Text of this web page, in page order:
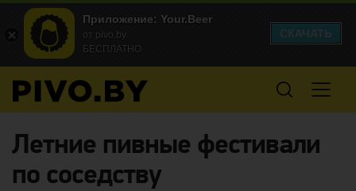
Летние пивные фестивали
по соседству
Приложение: Your.Beer
от pivo.by
БЕСПЛАТНО
СКАЧАТЬ